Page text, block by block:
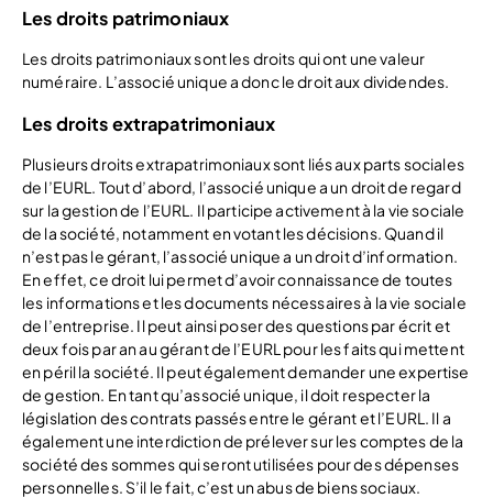
Les droits patrimoniaux
Les droits patrimoniaux sont les droits qui ont une valeur
numéraire. L’associé unique a donc le droit aux dividendes.
Les droits extrapatrimoniaux
Plusieurs droits extrapatrimoniaux sont liés aux parts sociales
de l’EURL. Tout d’abord, l’associé unique a un droit de regard
sur la gestion de l’EURL. Il participe activement à la vie sociale
de la société, notamment en votant les décisions. Quand il
n’est pas le gérant, l’associé unique a un droit d’information.
En effet, ce droit lui permet d’avoir connaissance de toutes
les informations et les documents nécessaires à la vie sociale
de l’entreprise. Il peut ainsi poser des questions par écrit et
deux fois par an au gérant de l’EURL pour les faits qui mettent
en péril la société. Il peut également demander une expertise
de gestion. En tant qu’associé unique, il doit respecter la
législation des contrats passés entre le gérant et l’EURL. Il a
également une interdiction de prélever sur les comptes de la
société des sommes qui seront utilisées pour des dépenses
personnelles. S’il le fait, c’est un abus de biens sociaux.